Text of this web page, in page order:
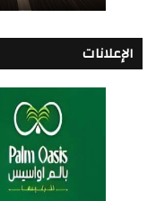
الإعلانات